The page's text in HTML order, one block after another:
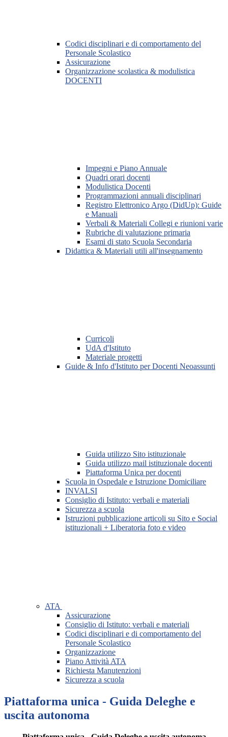
Codici disciplinari e di comportamento del
Personale Scolastico
Assicurazione
Organizzazione scolastica & modulistica
DOCENTI
Impegni e Piano Annuale
Quadri orari docenti
Modulistica Docenti
Programmazioni annuali disciplinari
Registro Elettronico Argo (DidUp): Guide
e Manuali
Verbali & Materiali Collegi e riunioni varie
Rubriche di valutazione primaria
Esami di stato Scuola Secondaria
Didattica & Materiali utili all'insegnamento
Curricoli
UdA d'Istituto
Materiale progetti
Guide & Info d'Istituto per Docenti Neoassunti
Guida utilizzo Sito istituzionale
Guida utilizzo mail istituzionale docenti
Piattaforma Unica per docenti
Scuola in Ospedale e Istruzione Domiciliare
INVALSI
Consiglio di Istituto: verbali e materiali
Sicurezza a scuola
Istruzioni pubblicazione articoli su Sito e Social
istituzionali + Liberatoria foto e video
ATA
Assicurazione
Consiglio di Istituto: verbali e materiali
Codici disciplinari e di comportamento del
Personale Scolastico
Organizzazione
Piano Attività ATA
Richiesta Manutenzioni
Sicurezza a scuola
Piattaforma unica - Guida Deleghe e
uscita autonoma